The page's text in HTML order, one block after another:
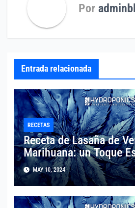
Por
Entrada relacionada
RECETAS
Receta de Lasaña de
Marihuana: un Toque
MAY 10, 2024